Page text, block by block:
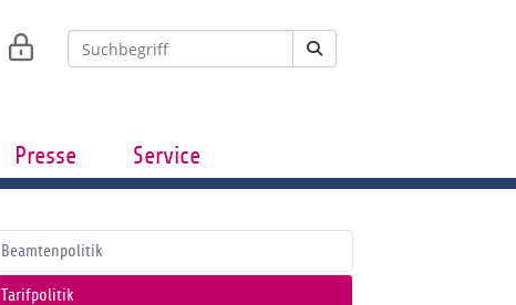
Presse Service
Beamtenpolitik
Tarifpolitik